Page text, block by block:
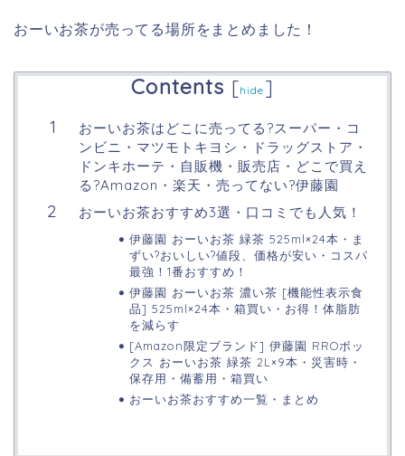
おーいお茶が売ってる場所をまとめました！
Contents [hide ]
おーいお茶はどこに売ってる?スーパー・コ
ンビニ・マツモトキヨシ・ドラッグストア・
ドンキホーテ・自販機・販売店・どこで買え
る?Amazon・楽天・売ってない?伊藤園
おーいお茶おすすめ3選・口コミでも人気！
伊藤園 おーいお茶 緑茶 525ml×24本・ま
ずい?おいしい?値段、価格が安い・コスパ
最強！1番おすすめ！
伊藤園 おーいお茶 濃い茶 [機能性表示食
品] 525ml×24本・箱買い・お得！体脂肪
を減らす
[Amazon限定ブランド] 伊藤園 RROボッ
クス おーいお茶 緑茶 2L×9本・災害時・
保存用・備蓄用・箱買い
おーいお茶おすすめ一覧・まとめ